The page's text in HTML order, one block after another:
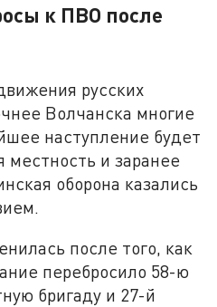
к ПВО после
русских
Волчанска многие
наступление будет
местность и заранее
оборона казались
после того, как
перебросило 58-ю
бригаду и 27-й